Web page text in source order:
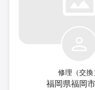
修理（交換
福岡県福岡